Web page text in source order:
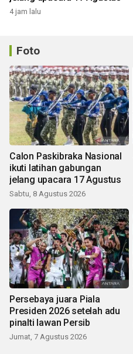
4 jam lalu
Foto
Calon Paskibraka Nasional
ikuti latihan gabungan
jelang upacara 17 Agustus
Sabtu, 8 Agustus 2026
Persebaya juara Piala
Presiden 2026 setelah adu
pinalti lawan Persib
Jumat, 7 Agustus 2026